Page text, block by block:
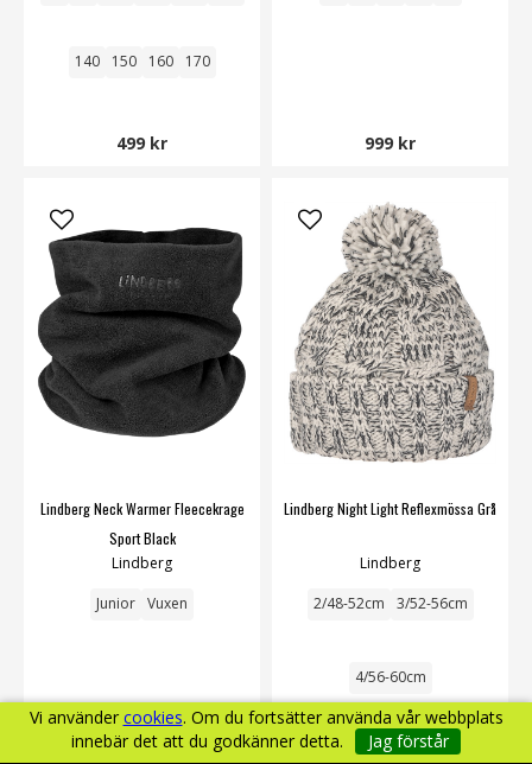
Vi använder cookies. Om du fortsätter använda vår webbplats
innebär det att du godkänner detta.
Jag förstår
140 150 160 170
499 kr 999 kr
Lindberg Neck Warmer Fleecekrage
Sport Black
Lindberg
Junior Vuxen
149 kr
Lindberg Night Light Reflexmössa Grå
Lindberg
2/48-52cm 3/52-56cm
4/56-60cm
299 kr